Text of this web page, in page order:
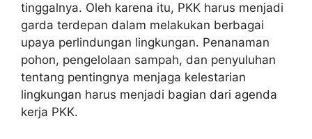
tinggalnya. Oleh karena itu, PKK harus menjadi
garda terdepan dalam melakukan berbagai
upaya perlindungan lingkungan. Penanaman
pohon, pengelolaan sampah, dan penyuluhan
tentang pentingnya menjaga kelestarian
lingkungan harus menjadi bagian dari agenda
kerja PKK.